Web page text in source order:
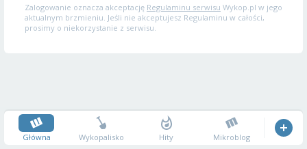
Zalogowanie oznacza akceptację Regulaminu serwisu Wykop.pl w jego
aktualnym brzmieniu. Jeśli nie akceptujesz Regulaminu w całości,
prosimy o niekorzystanie z serwisu.
Główna Wykopalisko Hity Mikroblog